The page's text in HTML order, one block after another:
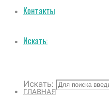
Контакты
Искать:
Искать:
ГЛАВНАЯ